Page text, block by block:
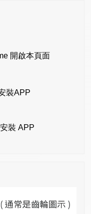
開啟本頁面
裝APP
裝 APP